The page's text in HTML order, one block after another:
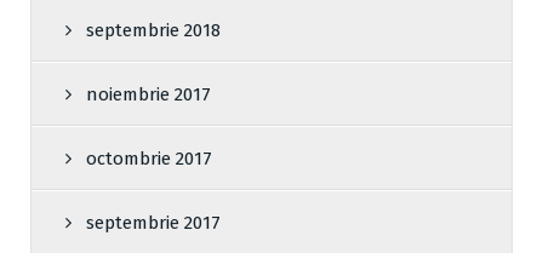
septembrie 2018
noiembrie 2017
octombrie 2017
septembrie 2017